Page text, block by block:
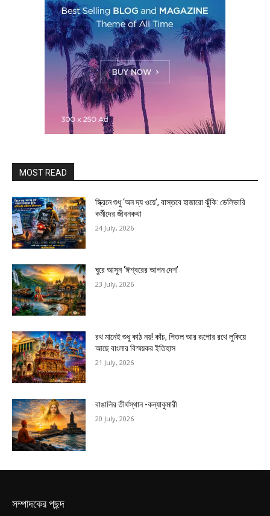
MOST READ
স্ক্রিনে শুধু ‘অন দ্য ওয়ে’, বাস্তবে হাজারো ঝুঁকি: ডেলিভারি
কর্মীদের জীবনকথা
24 July, 2026
ঘুরে আসুন ‘ঈশ্বরের আপন দেশ’
23 July, 2026
রথ মানেই শুধু কাঠ নয়! কাঁচ, পিতল আর রূপোর রথে লুকিয়ে
আছে বাংলার বিস্ময়কর ইতিহাস
21 July, 2026
বাঙালির তীর্থস্থান -কন্যাকুমারী
20 July, 2026
সম্পাদকের পছন্দ